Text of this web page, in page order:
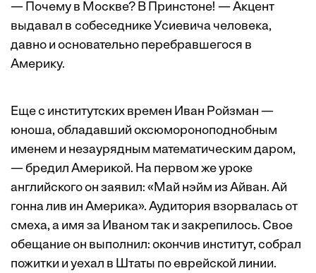
— Почему в Москве? В Принстоне! — Акцент
выдавал в собеседнике Усиевича человека,
давно и основательно перебравшегося в
Америку.
Еще с институтских времен Иван Ройзман —
юноша, обладавший оксюмороноподнобным
именем и незаурядным математическим даром,
— бредил Америкой. На первом же уроке
английского он заявил: «Май нэйм из Айван. Ай
гонна лив ин Америка». Аудитория взорвалась от
смеха, а имя за Иваном так и закрепилось. Свое
обещание он выполнил: окончив институт, собрал
пожитки и уехал в Штаты по еврейской линии.